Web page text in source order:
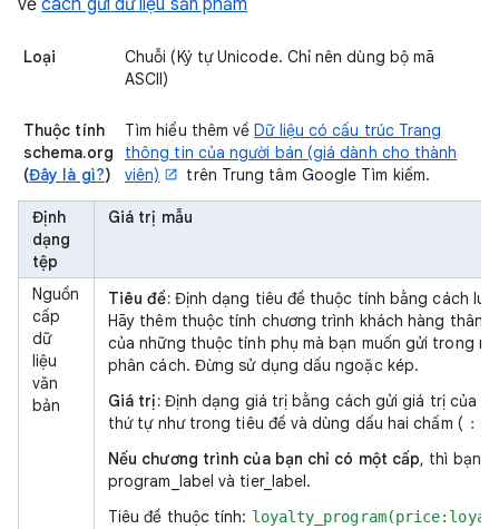
Loại
Chuỗi (Ký tự Unicode. Chỉ nên dùng bộ mã
ASCII)
Thuộc tính
schema.org
(Đây là gì?)
Tìm hiểu thêm vềDữ liệu có cấu trúc Trang
thông tin của người bán (giá dành cho thành
viên)
trên Trung tâm Google Tìm kiếm.
Định
dạng
tệp
Giá trị mẫu
Nguồn
cấp
dữ
liệu
văn
bản
Tiêu đề: Định dạng tiêu đề thuộc tính bằng cách
Hãy thêm thuộc tính chương trình khách hàng thân
của những thuộc tính phụ mà bạn muốn gửi trong
phân cách. Đừng sử dụng dấu ngoặc kép.
Giá trị:Định dạng giá trị bằng cách gửi giá trị của
thứ tự như trong tiêu đề và dùng dấu hai chấm ( :
Nếu chương trình của bạn chỉ có một cấp, thì bạn
program_label và tier_label.
Tiêu đề thuộc tính: